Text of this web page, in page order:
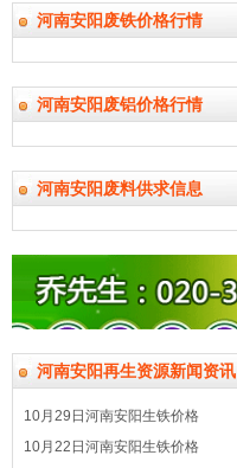
河南安阳废铁价格行情
河南安阳废铝价格行情
河南安阳废料供求信息
河南安阳再生资源新闻资讯
10月29日河南安阳生铁价格
10月22日河南安阳生铁价格